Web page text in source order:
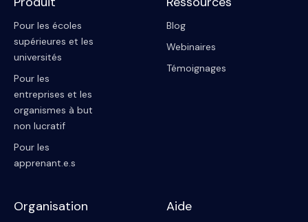
Pour les écoles
supérieures et les
universités
Pour les
entreprises et les
organismes à but
non lucratif
Pour les
apprenant.e.s
Blog
Webinaires
Témoignages
Organisation Aide